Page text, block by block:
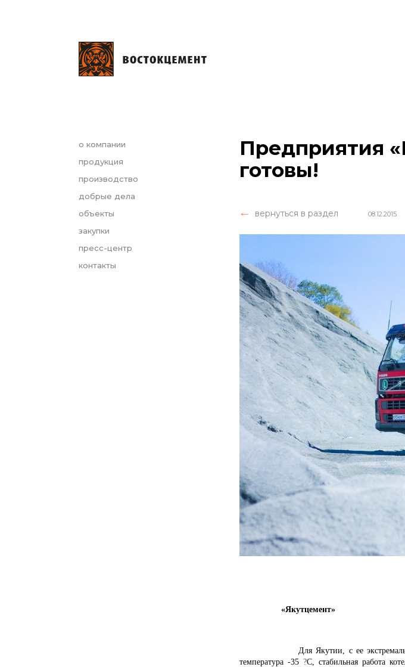
о компании
продукция
производство
добрые дела
объекты
закупки
пресс-центр
контакты
Предприятия
готовы!
вернуться в раздел 08.12.2015
«Якутцемент»
Для Якутии, с ее
температура -35?С, стабильная работа